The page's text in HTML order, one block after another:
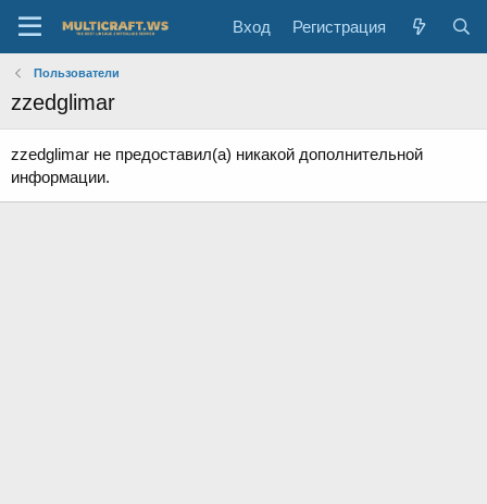
Вход Регистрация
Пользователи
zzedglimar
zzedglimar не предоставил(а) никакой дополнительной
информации.